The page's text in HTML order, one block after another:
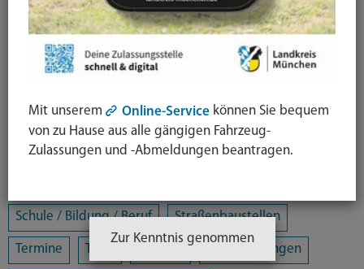
Bürgerschaftliches Engagement Chancengleichheit
Eltern- und Jugendberatungsstelle
Freizeit / Kultur / Sport Jugendhilfeplanung
Landratsamt Mobilität
Schule / Bildung / Beruf Straßenbaustellen
Termine Tiere Veranstaltungen
Mit unserem Online-Service können Sie bequem
von zu Hause aus alle gängigen Fahrzeug-
Zulassungen und -Abmeldungen beantragen.
Zur Kenntnis genommen